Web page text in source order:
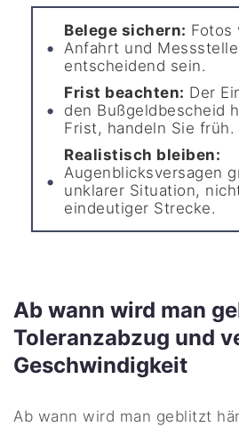
Belege sichern: Fotos
Anfahrt und
entscheidend sein.
Frist beachten: Der
den Bußgeldbescheid
Frist, handeln Sie früh.
Realistisch bleiben:
Augenblicksversagen
unklarer Situation,
eindeutiger Strecke.
Ab wann wird man
Toleranzabzug und
Geschwindigkeit
Ab wann wird man geblitzt